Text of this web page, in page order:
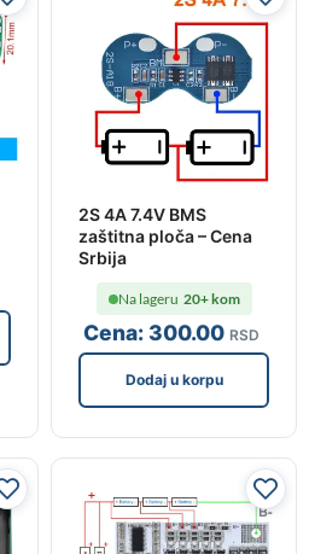
2S 4A 7.4V BMS
zaštitna ploča – Cena
Srbija
Cena:300.00 RSD
Na lageru 20+ kom
Dodaj u korpu